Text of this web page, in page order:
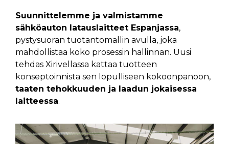
Suunnittelemme ja valmistamme
sähköauton latauslaitteet Espanjassa,
pystysuoran tuotantomallin avulla, joka
mahdollistaa koko prosessin hallinnan. Uusi
tehdas Xirivellassa kattaa tuotteen
konseptoinnista sen lopulliseen kokoonpanoon,
taaten tehokkuuden ja laadun jokaisessa
laitteessa.